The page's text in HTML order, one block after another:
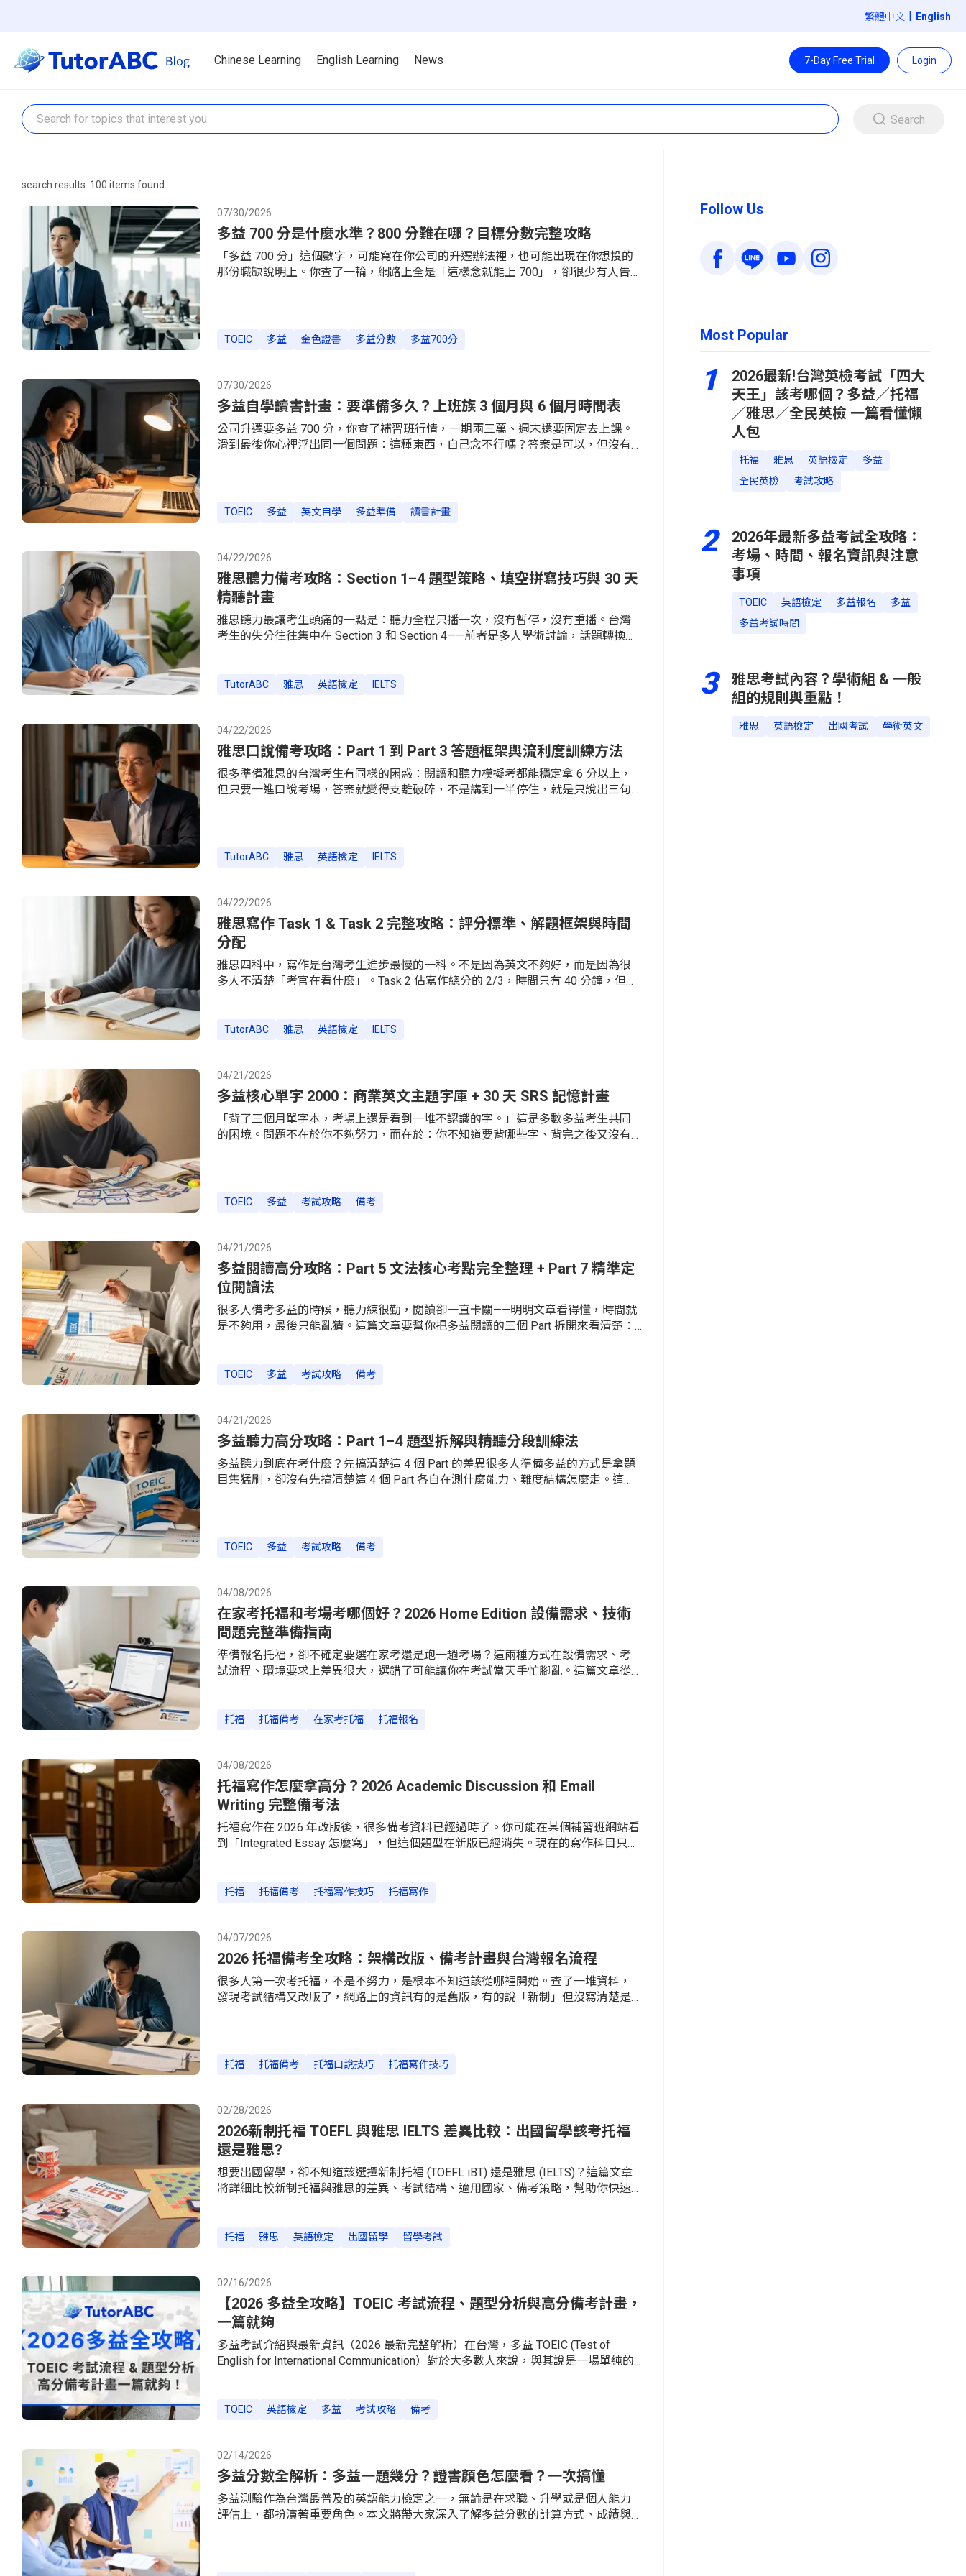
繁體中文 |
Chinese Learning English Learning News 7-Day Free Trial Login
Search
search results: 100 items found.
07/30/2026
多益 700 分是什麼水準？800 分難在哪？目標分數完整攻略
「多益 700 分」這個數字，可能寫在你公司的升遷辦法裡，也可能出現在你想投的
那份職缺說明上。你查了一輪，網路上全是「這樣念就能上 700」，卻很少有人告訴
的做法多做一倍，而是要換一套做法。多益 700 分是什麼水準？先看台灣考生的實
有參考價值：族群（2024 年）
TOEIC 多益 金色證書 多益分數 多益700分
07/30/2026
多益自學讀書計畫：要準備多久？上班族 3 個月與 6 個月時間表
公司升遷要多益 700 分，你查了補習班行情，一期兩三萬、週末還要固定去上課。
滑到最後你心裡浮出同一個問題：這種東西，自己念不行嗎？答案是可以，但沒有
底行不行？先看這 3 個條件先講一個少有人提的事實。學界研究「學習者自主」這
行、5 篇教室內外並行，完全在教室外進行的只有 1 篇。
TOEIC 多益 英文自學 多益準備 讀書計畫
04/22/2026
雅思聽力備考攻略：Section 1–4 題型策略、填空拼寫技巧與 30 天
精聽計畫
雅思聽力最讓考生頭痛的一點是：聽力全程只播一次，沒有暫停，沒有重播。台灣
考生的失分往往集中在 Section 3 和 Section 4——前者是多人學術討論，話題轉換
母數字拼寫一字之差就扣分、英式和澳洲腔不熟悉也是常見痛點。本篇拆解 Section
個 Section 的差異先搞清楚雅思聽力測驗共 40 題，音檔播放時間約 30 分鐘。根據
IELTS 官方格式說明，紙筆考試在音檔結束後會額
TutorABC 雅思 英語檢定 IELTS
04/22/2026
雅思口說備考攻略：Part 1 到 Part 3 答題框架與流利度訓練方法
很多準備雅思的台灣考生有同樣的困惑：閱讀和聽力模擬考都能穩定拿 6 分以上，
但只要一進口說考場，答案就變得支離破碎，不是講到一半停住，就是只說出三句
二，答案太短——Part 1 問你喜不喜歡音樂，你說「Yes, I like it.」就沒了；第三，母
題時間框架，以及在家就能
TutorABC 雅思 英語檢定 IELTS
04/22/2026
雅思寫作 Task 1 & Task 2 完整攻略：評分標準、解題框架與時間
分配
雅思四科中，寫作是台灣考生進步最慢的一科。不是因為英文不夠好，而是因為很
多人不清楚「考官在看什麼」。Task 2 佔寫作總分的 2/3，時間只有 40 分鐘，但備
來說清楚，提供 Task 1 與 Task 2 各自的解題框架，並告訴你 40 分鐘要怎麼分配才
單字」，卻沒有仔細看過官方評分標準。根據英國文化協會 IELTS Writing Band
Descriptors，寫作成績由四個評分
TutorABC 雅思 英語檢定 IELTS
04/21/2026
多益核心單字 2000：商業英文主題字庫 + 30 天 SRS 記憶計畫
「背了三個月單字本，考場上還是看到一堆不認識的字。」這是多數多益考生共同
的困境。問題不在於你不夠努力，而在於：你不知道要背哪些字、背完之後又沒有
3,000 字族覆蓋 97% 考題日本多益研究者 Chujo 與 Oghigian 以 TOEIC 真實題目為語
98.24%。這項研究發表於 Se
TOEIC 多益 考試攻略 備考
04/21/2026
多益閱讀高分攻略：Part 5 文法核心考點完全整理 + Part 7 精準定
位閱讀法
很多人備考多益的時候，聽力練很勤，閱讀卻一直卡關——明明文章看得懂，時間就
是不夠用，最後只能亂猜。這篇文章要幫你把多益閱讀的三個 Part 拆開來看清楚：
衝 400，還是 600 分想跨越 700，搞懂這三個 Part 的出題邏輯才是提分的起點。多
同，時間分配策略也不一樣。很多考生失分，不是因為英文真的差，而是把時間花
在「不該細讀」的地方，或者把「應該秒答」的題目拖太久。
TOEIC 多益 考試攻略 備考
04/21/2026
多益聽力高分攻略：Part 1–4 題型拆解與精聽分段訓練法
多益聽力到底在考什麼？先搞清楚這 4 個 Part 的差異很多人準備多益的方式是拿題
目集猛刷，卻沒有先搞清楚這 4 個 Part 各自在測什麼能力、難度結構怎麼走。這樣
題縮減為 6 題，Part 2 從 30 題減為 25 題，但 Part 3 和 Part 4 加入了三人對話與圖
數分配： P
TOEIC 多益 考試攻略 備考
04/08/2026
在家考托福和考場考哪個好？2026 Home Edition 設備需求、技術
問題完整準備指南
準備報名托福，卻不確定要選在家考還是跑一趟考場？這兩種方式在設備需求、考
試流程、環境要求上差異很大，選錯了可能讓你在考試當天手忙腳亂。這篇文章從
方式：Test Center（考場考）和 TOEFL iBT Home Edition（在家考）。兩種方式考
控，你的身份核驗、座位安排、考試環境都由考場負責。進場前需要出示有效證
件，規定時間內入座，過程中不能離開座位。在家考則完全不同——全程
托福 托福備考 在家考托福 托福報名
04/08/2026
托福寫作怎麼拿高分？2026 Academic Discussion 和 Email
Writing 完整備考法
托福寫作在 2026 年改版後，很多備考資料已經過時了。你可能在某個補習班網站看
到「Integrated Essay 怎麼寫」，但這個題型在新版已經消失。現在的寫作科目只剩
考生常見的扣分原因。2026 新版托福寫作考什麼？舊版題型消失了嗎？新版只剩兩
100 字以上（150-200 字最佳）Email Writing針對特定日常情境（請假、詢問課程資
訊、感謝信等）寫一封正式英文 Email7
托福 托福備考 托福寫作技巧 托福寫作
04/07/2026
2026 托福備考全攻略：架構改版、備考計畫與台灣報名流程
很多人第一次考托福，不是不努力，是根本不知道該從哪裡開始。查了一堆資料，
發現考試結構又改版了，網路上的資訊有的是舊版，有的說「新制」但沒寫清楚是
版本的說法了。這篇文章從頭整理：托福考什麼、怎麼報名、各大學要幾分、四科
能力？TOEFL iBT
托福 托福備考 托福口說技巧 托福寫作技巧
02/28/2026
2026新制托福 TOEFL 與雅思 IELTS 差異比較：出國留學該考托福
還是雅思?
想要出國留學，卻不知道該選擇新制托福 (TOEFL iBT) 還是雅思 (IELTS)？這篇文章
將詳細比較新制托福與雅思的差異、考試結構、適用國家、備考策略，幫助你快速
和企業都接受這兩種測驗成績。但最主要還是取決於你的考試習慣、學習方式以及
構認可考試形式：完全機考（iBT），以選擇題為主，包含口說所有測驗均在電腦上
完成，iBT新制考試時間縮短至2個小時以內。
托福 雅思 英語檢定 出國留學 留學考試
02/16/2026
【2026 多益全攻略】TOEIC 考試流程、題型分析與高分備考計畫，
一篇就夠
多益考試介紹與最新資訊（2026 最新完整解析）在台灣，多益 TOEIC (Test of
English for International Communication）對於大多數人來說，與其說是一場單純的
全球多益報考人數的前三大國家，因為在台灣，不論你是想拿到畢業證書、想擠進
益考試分為兩種形式，報名前請務必確認你的需求：TOEIC Listening & Reading（多
益聽力與閱讀測驗）這是台灣最普遍的版本，滿分 99
TOEIC 英語檢定 多益 考試攻略 備考
02/14/2026
多益分數全解析：多益一題幾分？證書顏色怎麼看？一次搞懂
多益測驗作為台灣最普及的英語能力檢定之一，無論是在求職、升學或是個人能力
評估上，都扮演著重要角色。本文將帶大家深入了解多益分數的計算方式、成績與
Follow Us
Most Popular
1
2026最新!台灣英檢考試「四大
天王」該考哪個？多益／托福
／雅思／全民英檢 一篇看懂懶
人包
托福 雅思 英語檢定
多益
全民英檢
考試攻略
2
2026年最新多益考試全攻略：
考場、時間、報名資訊與注意
事項
TOEIC 英語檢定 多益報名
多益
多益考試時間
3
雅思考試內容？學術組 & 一般
組的規則與重點！
雅思 英語檢定 出國考試 學術英文